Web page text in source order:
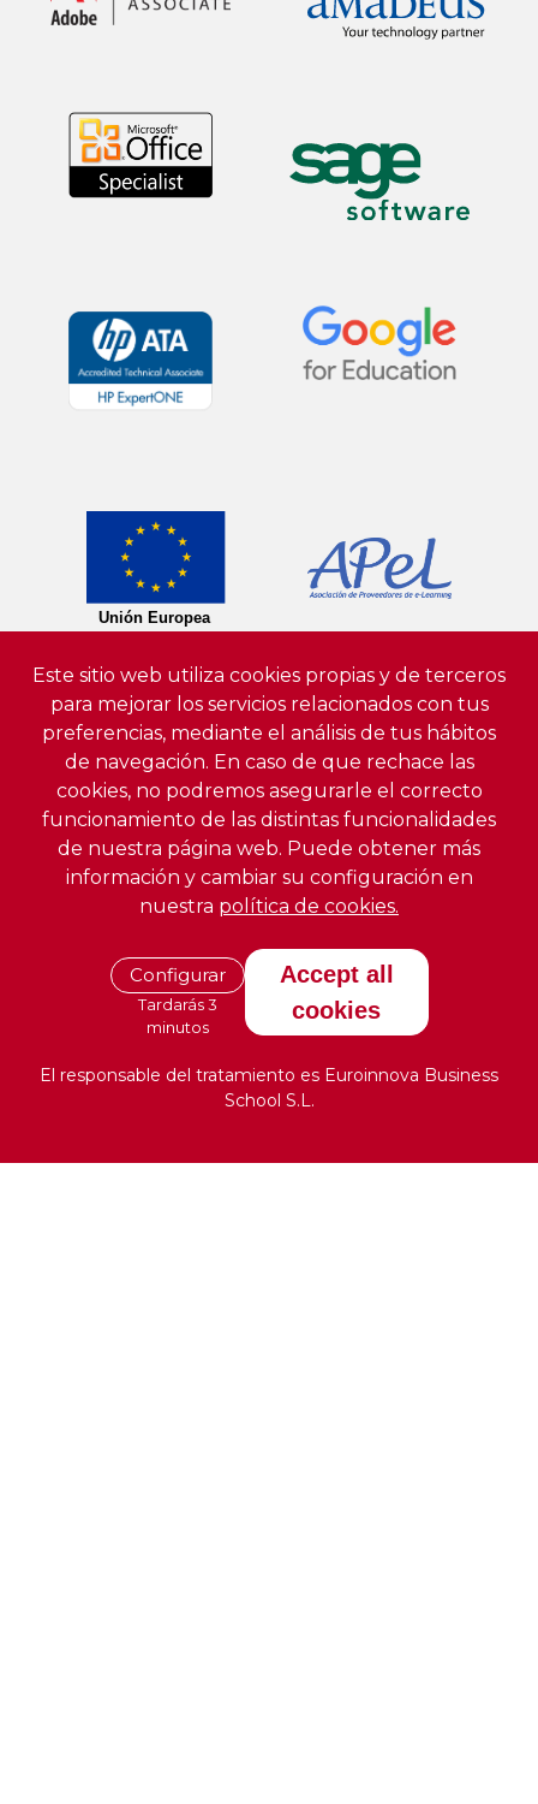
Este sitio web utiliza cookies propias y de terceros
para mejorar los servicios relacionados con tus
preferencias, mediante el análisis de tus hábitos
de navegación. En caso de que rechace las
cookies, no podremos asegurarle el correcto
funcionamiento de las distintas funcionalidades
de nuestra página web. Puede obtener más
información y cambiar su configuración en
nuestra política de cookies.
Configurar
Tardarás 3
minutos
Accept all
cookies
El responsable del tratamiento es Euroinnova Business
School S.L.